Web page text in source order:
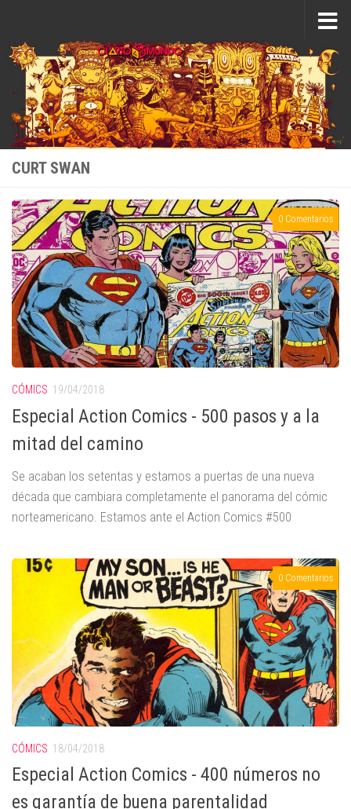
CURT SWAN
0 Comentarios
CÓMICS 19/04/2018
Especial Action Comics - 500 pasos y a la
mitad del camino
Se acaban los setentas y estamos a puertas de una nueva
década que cambiara completamente el panorama del cómic
norteamericano. Estamos ante el Action Comics #500
0 Comentarios
CÓMICS 18/04/2018
Especial Action Comics - 400 números no
es garantía de buena parentalidad